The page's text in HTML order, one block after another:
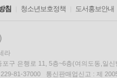
침 청소년보호정책 도서홍보안내
라
포구 은행로 11, 5층~6층(여의도동,일신
229-81-37000 통신판매업신고 : 제